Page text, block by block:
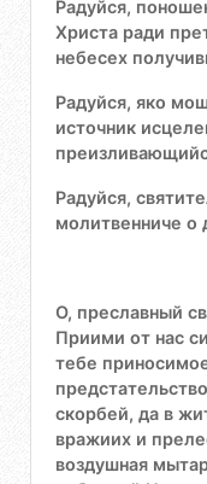
Радуйся,
Христа ради
небесех
Радуйся, яко
источник
Радуйся,
молитвенниче о
О, преславный
Приими от нас
тебе
скорбей, да в
вражиих и
воздушная